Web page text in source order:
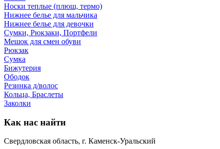
Носки теплые (плюш, термо)
Нижнее белье для мальчика
Нижнее белье для девочки
Сумки, Рюкзаки, Портфели
Мешок для смен обуви
Рюкзак
Сумка
Бижутерия
Ободок
Резинка д/волос
Кольца, Браслеты
Заколки
Как нас найти
Свердловская область, г. Каменск-Уральский